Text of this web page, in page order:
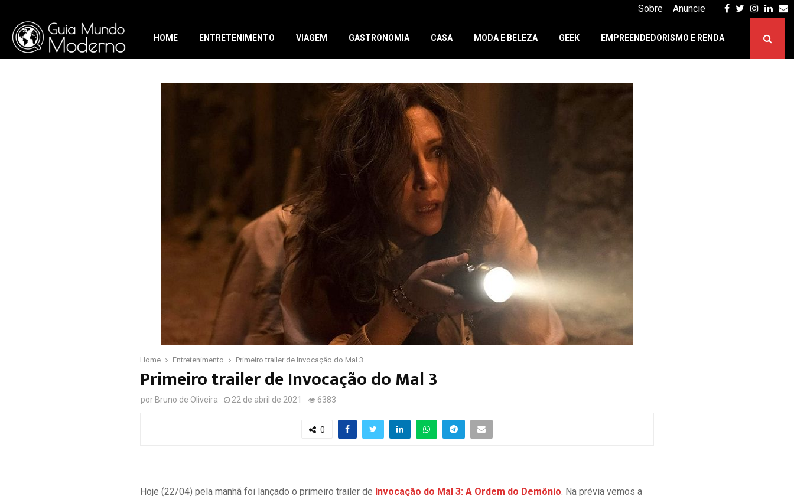
Facebook
Twitter
Sobre Anuncie
HOME ENTRETENIMENTO VIAGEM GASTRONOMIA CASA MODA E BELEZA GEEK EMPREENDEDORISMO E RENDA
Home Entretenimento Primeiro trailer de Invocação do Mal 3
Primeiro trailer de Invocação do Mal 3
por Bruno de Oliveira 22 de abril de 2021 6383
0
Hoje (22/04) pela manhã foi lançado o primeiro trailer de Invocação do Mal 3: A Ordem do Demônio. Na prévia vemos a